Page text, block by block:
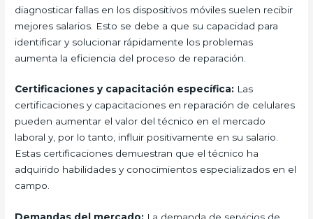
diagnosticar fallas en los dispositivos móviles suelen recibir
mejores salarios. Esto se debe a que su capacidad para
identificar y solucionar rápidamente los problemas
aumenta la eficiencia del proceso de reparación.
Certificaciones y capacitación específica: Las
certificaciones y capacitaciones en reparación de celulares
pueden aumentar el valor del técnico en el mercado
laboral y, por lo tanto, influir positivamente en su salario.
Estas certificaciones demuestran que el técnico ha
adquirido habilidades y conocimientos especializados en el
campo.